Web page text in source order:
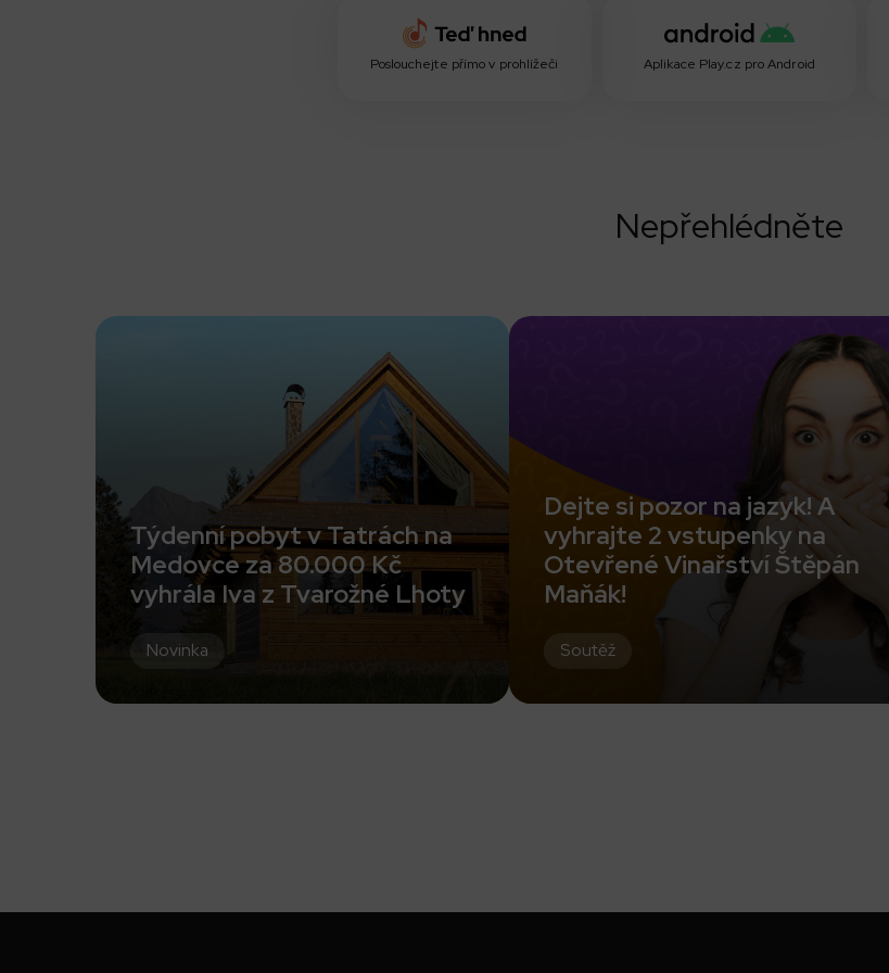
Poslouchejte přímo v prohlížeči Aplikace Play.cz pro Android
Nepřehlédněte
Týdenní pobyt v Tatrách na
Medovce za 80.000 Kč
vyhrála Iva z Tvarožné Lhoty
Novinka
Dejte si pozor na jazyk! A
vyhrajte 2 vstupenky na
Otevřené Vinařství Štěpán
Maňák!
Soutěž